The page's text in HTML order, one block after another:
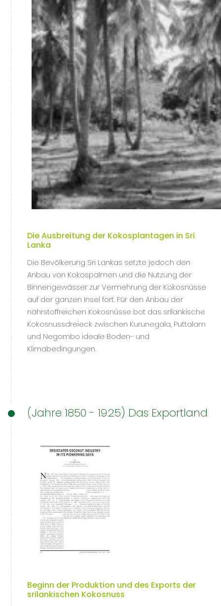
Die Ausbreitung der Kokosplantagen in Sri
Lanka
Die Bevölkerung Sri Lankas setzte jedoch den
Anbau von Kokospalmen und die Nutzung der
Binnengewässer zur Vermehrung der Kokosnüsse
auf der ganzen Insel fort. Für den Anbau der
nährstoffreichen Kokosnüsse bot das srilankische
Kokosnussdreieck zwischen Kurunegala, Puttalam
und Negombo ideale Boden- und
Klimabedingungen.
(Jahre 1850 - 1925) Das Exportland
Beginn der Produktion und des Exports der
srilankischen Kokosnuss